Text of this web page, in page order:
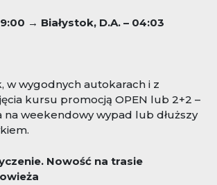
→ Białystok, D.A. – 04:03
w wygodnych autokarach i z
kursu promocją OPEN lub 2+2 –
na weekendowy wypad lub dłuższy
Nowość na trasie